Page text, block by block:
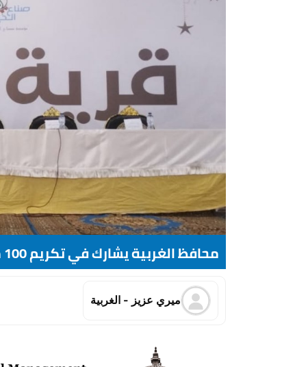
محافظ الغربية يشارك في تكريم 100 من حفظة القرآن بقرية حنون بزفتى
ميري عزيز - الغربية